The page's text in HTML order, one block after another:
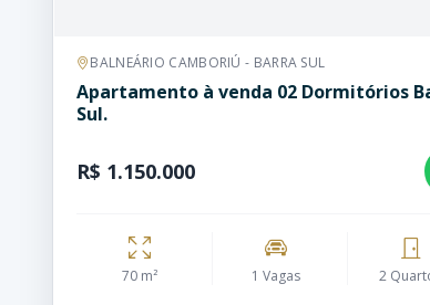
BALNEÁRIO CAMBORIÚ - BARRA SUL
Apartamento à venda 02 Dormitórios
Sul.
R$ 1.150.000
70 m² 1 Vagas 2